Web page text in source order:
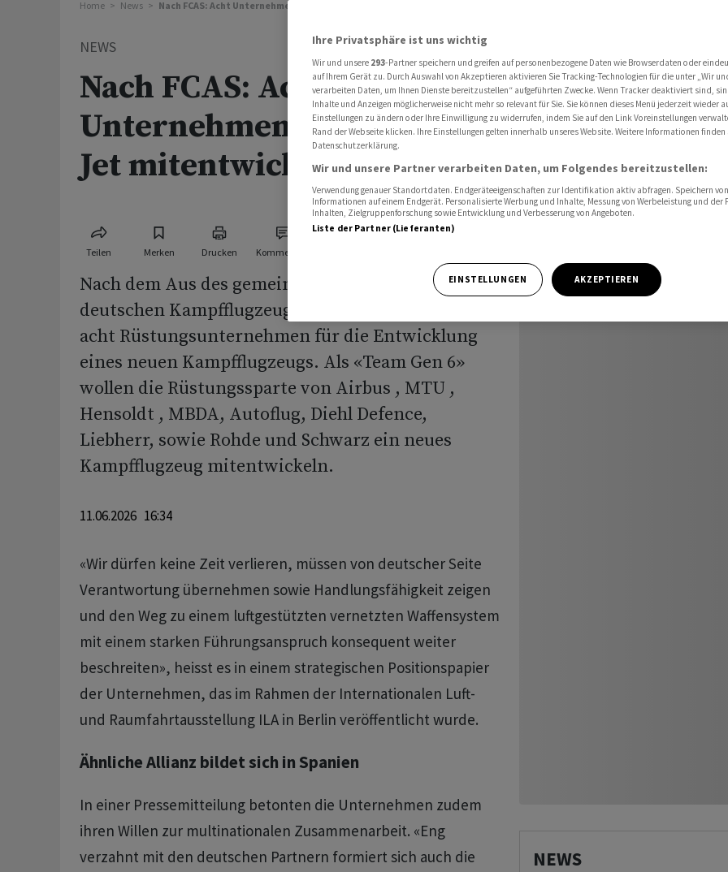
Home News Nach FCAS: Acht Unternehmen wollen neuen Jet mitentwickeln
NEWS
Nach FCAS: Acht
Unternehmen wollen neuen
Jet mitentwickeln
Teilen Merken Drucken Kommentare
Nach dem Aus des gemeinsamen französisch-
deutschen Kampfflugzeug-Projekts FCAS stehen
acht Rüstungsunternehmen für die Entwicklung
eines neuen Kampfflugzeugs. Als «Team Gen 6»
wollen die Rüstungssparte von Airbus , MTU ,
Hensoldt , MBDA, Autoflug, Diehl Defence,
Liebherr, sowie Rohde und Schwarz ein neues
Kampfflugzeug mitentwickeln.
11.06.2026 16:34
«Wir dürfen keine Zeit verlieren, müssen von deutscher Seite
Verantwortung übernehmen sowie Handlungsfähigkeit zeigen
und den Weg zu einem luftgestützten vernetzten Waffensystem
mit einem starken Führungsanspruch konsequent weiter
beschreiten», heisst es in einem strategischen Positionspapier
der Unternehmen, das im Rahmen der Internationalen Luft-
und Raumfahrtausstellung ILA in Berlin veröffentlicht wurde.
Ähnliche Allianz bildet sich in Spanien
In einer Pressemitteilung betonten die Unternehmen zudem
ihren Willen zur multinationalen Zusammenarbeit. «Eng
verzahnt mit den deutschen Partnern formiert sich auch die
NEWS
Ihre Privatsphäre ist uns wichtig
Wir und unsere 293-Partner speichern und greifen auf personenbezogene Daten wie Browserdaten oder
auf Ihrem Gerät zu. Durch Auswahl von Akzeptieren aktivieren Sie Tracking-Technologien für die unter „Wir
verarbeiten Daten, um Ihnen Dienste bereitzustellen“ aufgeführten Zwecke. Wenn Tracker deaktiviert sind,
Inhalte und Anzeigen möglicherweise nicht mehr so relevant für Sie. Sie können dieses Menü jederzeit wieder
Einstellungen zu ändern oder Ihre Einwilligung zu widerrufen, indem Sie auf den Link Voreinstellungen
Rand der Webseite klicken. Ihre Einstellungen gelten innerhalb unseres Website. Weitere Informationen finden
Datenschutzerklärung.
Wir und unsere Partner verarbeiten Daten, um Folgendes bereitzustellen:
Verwendung genauer Standortdaten. Endgeräteeigenschaften zur Identifikation aktiv abfragen. Speichern
Informationen auf einem Endgerät. Personalisierte Werbung und Inhalte, Messung von Werbeleistung und der
Inhalten, Zielgruppenforschung sowie Entwicklung und Verbesserung von Angeboten.
Liste der Partner (Lieferanten)
EINSTELLUNGEN AKZEPTIEREN